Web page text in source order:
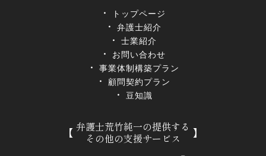
トップページ
弁護士紹介
士業紹介
お問い合わせ
事業体制構築プラン
顧問契約プラン
豆知識
弁護士荒竹純一の提供する
その他の支援サービス